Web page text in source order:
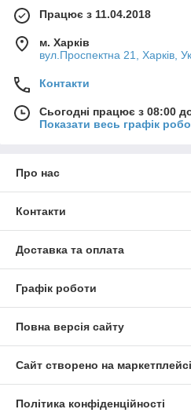
Працює з 11.04.2018
м. Харків
вул.Проспектна 21, Харків,
Контакти
Сьогодні працює з 08:00
Показати весь графік
Про нас
Контакти
Доставка та оплата
Графік роботи
Повна версія сайту
Сайт створено на маркетплейсі
Політика конфіденційності